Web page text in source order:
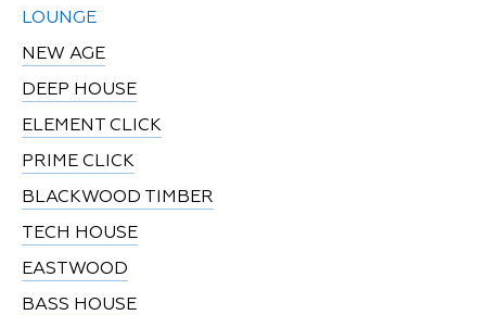
LOUNGE
NEW AGE
DEEP HOUSE
ELEMENT CLICK
PRIME CLICK
BLACKWOOD TIMBER
TECH HOUSE
EASTWOOD
BASS HOUSE